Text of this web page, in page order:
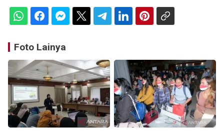
Foto Lainya